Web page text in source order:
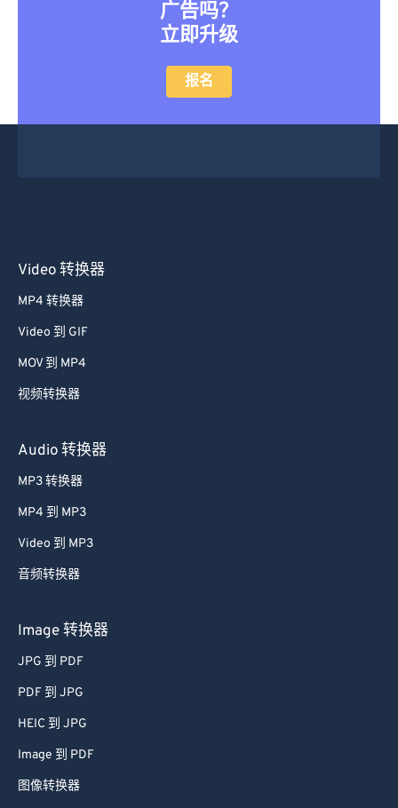
广告吗？
立即升级
报名
Video 转换器
MP4 转换器
Video 到 GIF
MOV 到 MP4
视频转换器
Audio 转换器
MP3 转换器
MP4 到 MP3
Video 到 MP3
音频转换器
Image 转换器
JPG 到 PDF
PDF 到 JPG
HEIC 到 JPG
Image 到 PDF
图像转换器